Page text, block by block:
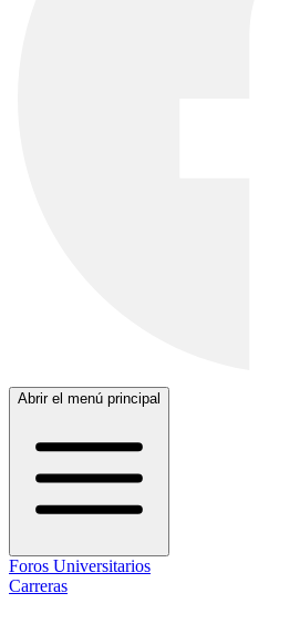
Abrir el menú principal
Foros Universitarios
Carreras